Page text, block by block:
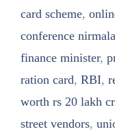
card scheme,
conference
finance minister,
ration card, RBI,
worth rs 20 lakh
street vendors,